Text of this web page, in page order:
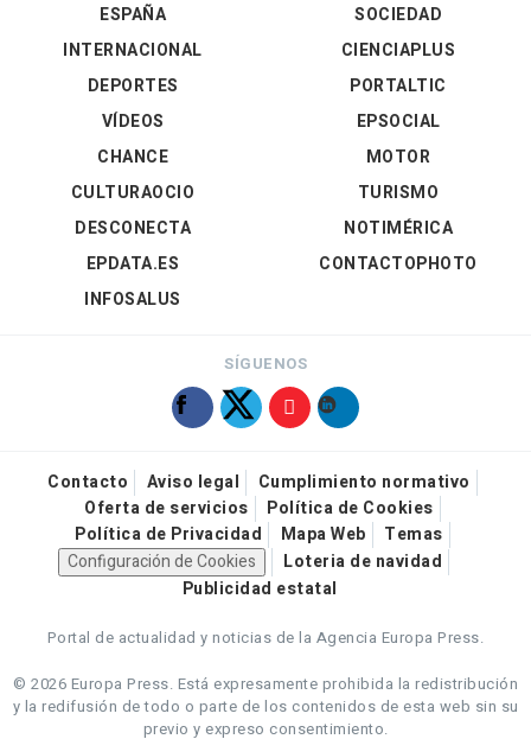
ESPAÑA
INTERNACIONAL
DEPORTES
VÍDEOS
SOCIEDAD
CIENCIAPLUS
PORTALTIC
EPSOCIAL
CHANCE
CULTURAOCIO
DESCONECTA
EPDATA.ES
INFOSALUS
MOTOR
TURISMO
NOTIMÉRICA
CONTACTOPHOTO
SÍGUENOS
Contacto Aviso legal
Cumplimiento normativo
Oferta de servicios
Política de Cookies
Política de Privacidad
Mapa Web
Temas
Configuración de Cookies
Loteria de navidad
Publicidad estatal
Portal de actualidad y noticias de la Agencia Europa Press.
© 2026 Europa Press. Está expresamente prohibida la redistribución
y la redifusión de todo o parte de los contenidos de esta web sin su
previo y expreso consentimiento.